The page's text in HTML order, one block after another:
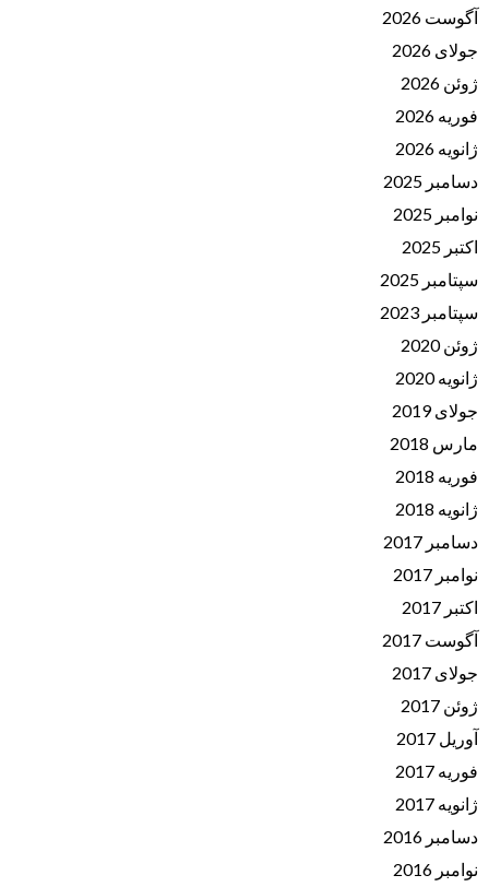
آگوست 2026
جولای 2026
ژوئن 2026
فوریه 2026
ژانویه 2026
دسامبر 2025
نوامبر 2025
اکتبر 2025
سپتامبر 2025
سپتامبر 2023
ژوئن 2020
ژانویه 2020
جولای 2019
مارس 2018
فوریه 2018
ژانویه 2018
دسامبر 2017
نوامبر 2017
اکتبر 2017
آگوست 2017
جولای 2017
ژوئن 2017
آوریل 2017
فوریه 2017
ژانویه 2017
دسامبر 2016
نوامبر 2016